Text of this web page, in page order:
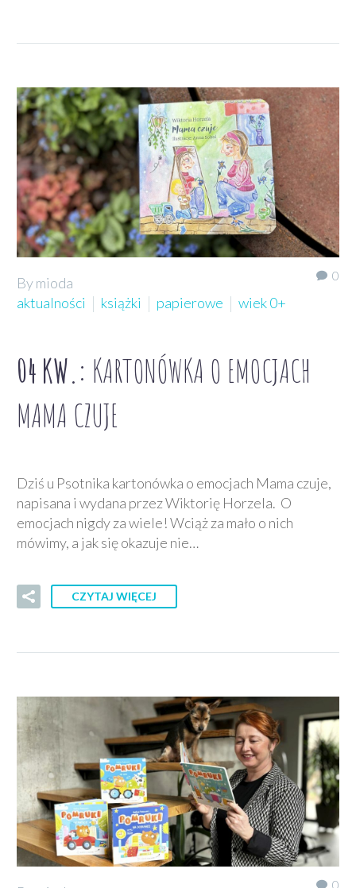
0
By mioda
aktualności
książki papierowe wiek 0+
04 KW.: KARTONÓWKA O EMOCJACH
MAMA CZUJE
Dziś u Psotnika kartonówka o emocjach Mama czuje,
napisana i wydana przez Wiktorię Horzela. O
emocjach nigdy za wiele! Wciąż za mało o nich
mówimy, a jak się okazuje nie…
CZYTAJ WIĘCEJ
0